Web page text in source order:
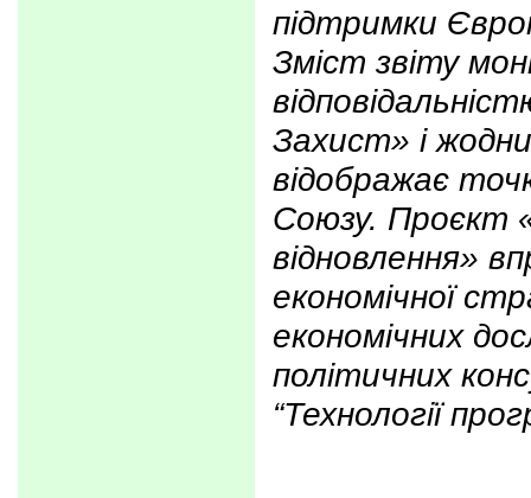
підтримки
Зміст звіту
Захист» і
відображає
Союзу. Проєкт
відновлення»
економічної
економічних
політичних
“Технології